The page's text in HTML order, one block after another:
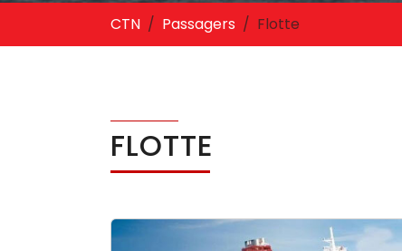
Vous êtes ici:
CTN Passagers Flotte
FLOTTE